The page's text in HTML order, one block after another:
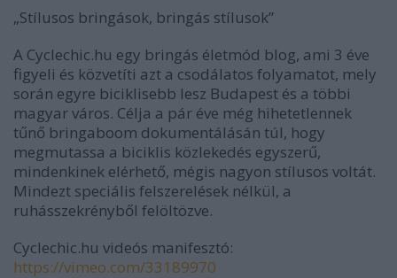
„Stílusos bringások, bringás stílusok”
A Cyclechic.hu egy bringás életmód blog, ami 3 éve
figyeli és közvetíti azt a csodálatos folyamatot, mely
során egyre biciklisebb lesz Budapest és a többi
magyar város. Célja a pár éve még hihetetlennek
tűnő bringaboom dokumentálásán túl, hogy
megmutassa a biciklis közlekedés egyszerű,
mindenkinek elérhető, mégis nagyon stílusos voltát.
Mindezt speciális felszerelések nélkül, a
ruhásszekrényből felöltözve.
Cyclechic.hu videós manifesztó:
https://vimeo.com/33189970